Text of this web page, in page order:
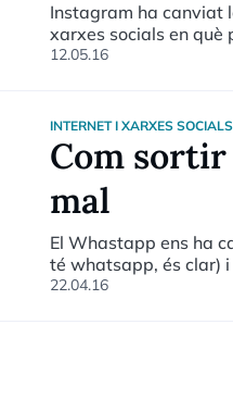
Instagram ha canviat
xarxes socials en què
dissenyadors han
12.05.16
INTERNET I XARXES SOCIALS
Com sortir
mal
El Whastapp ens ha
té whatsapp, és clar)
sola sala virtual a un
22.04.16